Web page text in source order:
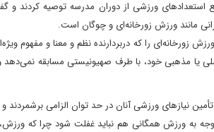
استعدادهای ورزشی از دوران مدرسه توصیه کردند و
مانند ورزش زورخانه‌ای و چوگان است.
زورخانه‌ای را که دربردارنده نظم و معنا و مفهوم
یا مذهبی خود، با طرف صهیونیستی مسابقه
نیازهای ورزشی آنان در حد توان الزامی
به ورزش همگانی هم نباید غفلت شود چرا که